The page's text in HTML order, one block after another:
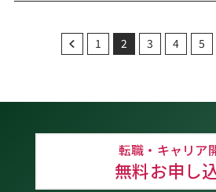
1 2 3 4 5
転職・キャリア
無料お申し